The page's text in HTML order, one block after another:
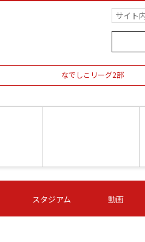
なでしこリーグ2部
第16節 09/06 (日) 15:00
-
スタジアム 動画